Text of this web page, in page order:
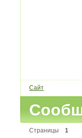
Сайт
Страницы 1